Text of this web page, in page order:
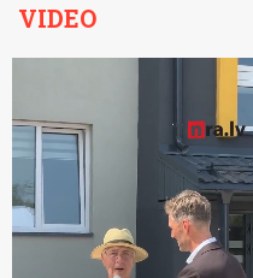
VIDEO